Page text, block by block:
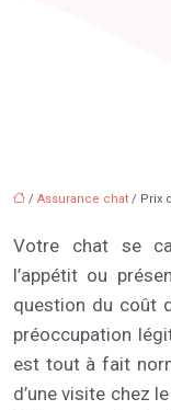
/ Assurance chat / Prix
Votre chat se
l’appétit ou
question du coût
préoccupation
est tout à fait
d’une visite chez